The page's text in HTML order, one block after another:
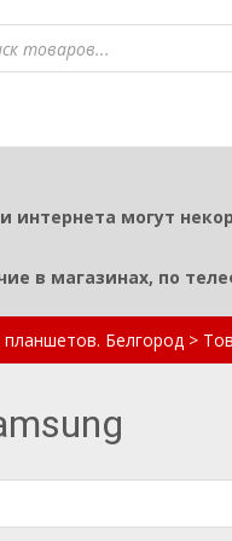
интернета могут
в магазинах, по
Белгород >